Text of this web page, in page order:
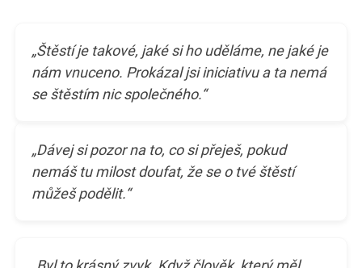
„Štěstí je takové, jaké si ho uděláme, ne jaké je
nám vnuceno. Prokázal jsi iniciativu a ta nemá
se štěstím nic společného.“
„Dávej si pozor na to, co si přeješ, pokud
nemáš tu milost doufat, že se o tvé štěstí
můžeš podělit.“